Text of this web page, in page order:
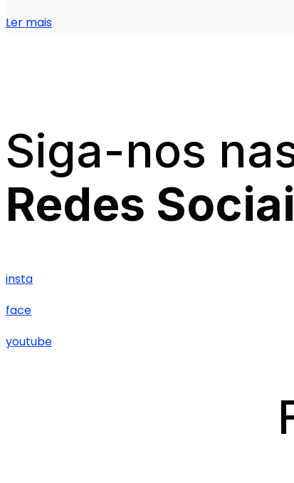
Ler mais
Siga-nos
Redes
insta
face
youtube